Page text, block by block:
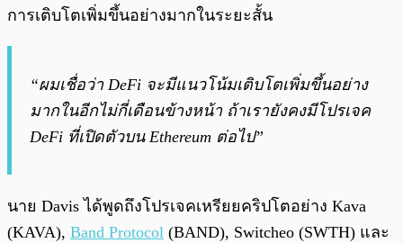
การเติบโตเพิ่มขึ้นอย่างมากในระยะสั้น
“ผมเชื่อว่า DeFi จะมีแนวโน้มเติบโตเพิ่มขึ้นอย่าง
มากในอีกไม่กี่เดือนข้างหน้า ถ้าเรายังคงมีโปรเจค
DeFi ที่เปิดตัวบน Ethereum ต่อไป”
นาย Davis ได้พูดถึงโปรเจคเหรียยคริปโตอย่าง Kava
(KAVA), Band Protocol (BAND), Switcheo (SWTH) และ